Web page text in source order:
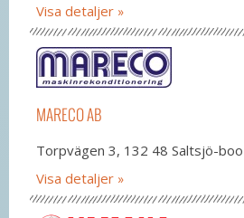
Visa detaljer
MARECO AB
Torpvägen 3, 132 48 Saltsjö-boo
Visa detaljer